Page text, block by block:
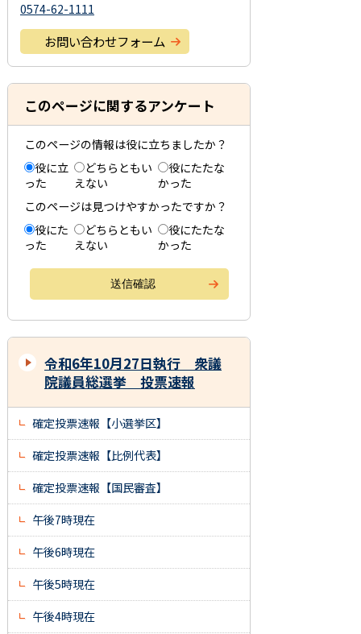
0574-62-1111
お問い合わせフォーム
このページに関するアンケート
このページの情報は役に立ちましたか？
役に立
った
どちらともい
えない
役にたたな
かった
このページは見つけやすかったですか？
役にた
った
どちらともい
えない
役にたたな
かった
令和6年10月27日執行 衆議
院議員総選挙 投票速報
確定投票速報【小選挙区】
確定投票速報【比例代表】
確定投票速報【国民審査】
午後7時現在
午後6時現在
午後5時現在
午後4時現在